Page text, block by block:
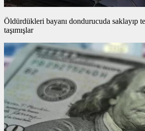
Öldürdükleri bayanı dondurucuda saklayıp
taşımışlar